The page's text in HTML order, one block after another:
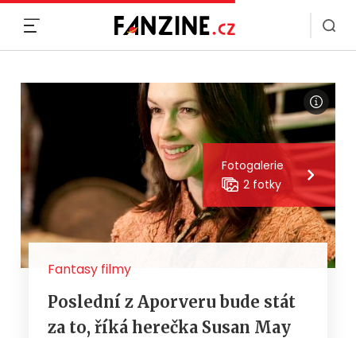
Fotogalerie
2 fotky
Fantasy filmy
Poslední z Aporveru bude stát
za to, říká herečka Susan May